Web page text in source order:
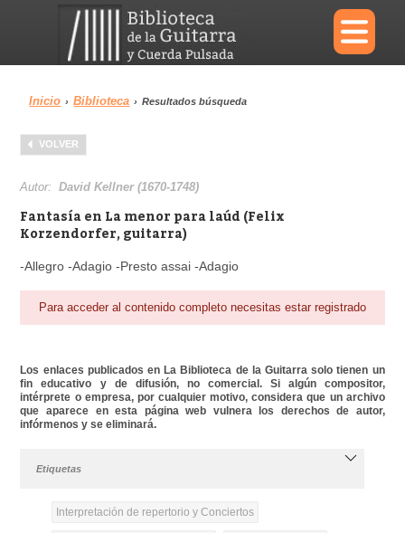
×
Menu
Biblioteca
Área personal
Inicio › Biblioteca › Resultados búsqueda
VOLVER
Autor:David Kellner (1670-1748)
Fantasía en La menor para laúd (Felix
Korzendorfer, guitarra)
-Allegro -Adagio -Presto assai -Adagio
Para acceder al contenido completo necesitas estar registrado
Los enlaces publicados en La Biblioteca de la Guitarra solo tienen un
fin educativo y de difusión, no comercial. Si algún compositor,
intérprete o empresa, por cualquier motivo, considera que un archivo
que aparece en esta página web vulnera los derechos de autor,
infórmenos y se eliminará.
Etiquetas
Interpretación de repertorio y Conciertos